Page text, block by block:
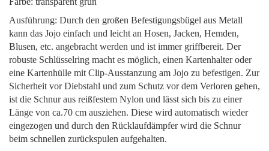
Ausführung: Durch den großen Befestigungsbügel aus Metall
kann das Jojo einfach und leicht an Hosen, Jacken, Hemden,
Blusen, etc. angebracht werden und ist immer griffbereit. Der
robuste Schlüsselring macht es möglich, einen Kartenhalter oder
eine Kartenhülle mit Clip-Ausstanzung am Jojo zu befestigen. Zur
Sicherheit vor Diebstahl und zum Schutz vor dem Verloren gehen,
ist die Schnur aus reißfestem Nylon und lässt sich bis zu einer
Länge von ca.70 cm ausziehen. Diese wird automatisch wieder
eingezogen und durch den Rücklaufdämpfer wird die Schnur
beim schnellen zurückspulen aufgehalten.